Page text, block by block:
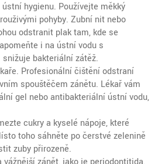
hygienu. Používejte měkký
pohyby. Zubní nit nebo
odstranit plak tam, kde se
i na ústní vodu s
bakteriální zátěž.
Profesionální čištění odstraní
spouštěčem zánětu. Lékař vám
gel nebo antibakteriální ústní vodu,
cukry a kyselé nápoje, které
toho sáhněte po čerstvé zelenině
zuby přirozeně.